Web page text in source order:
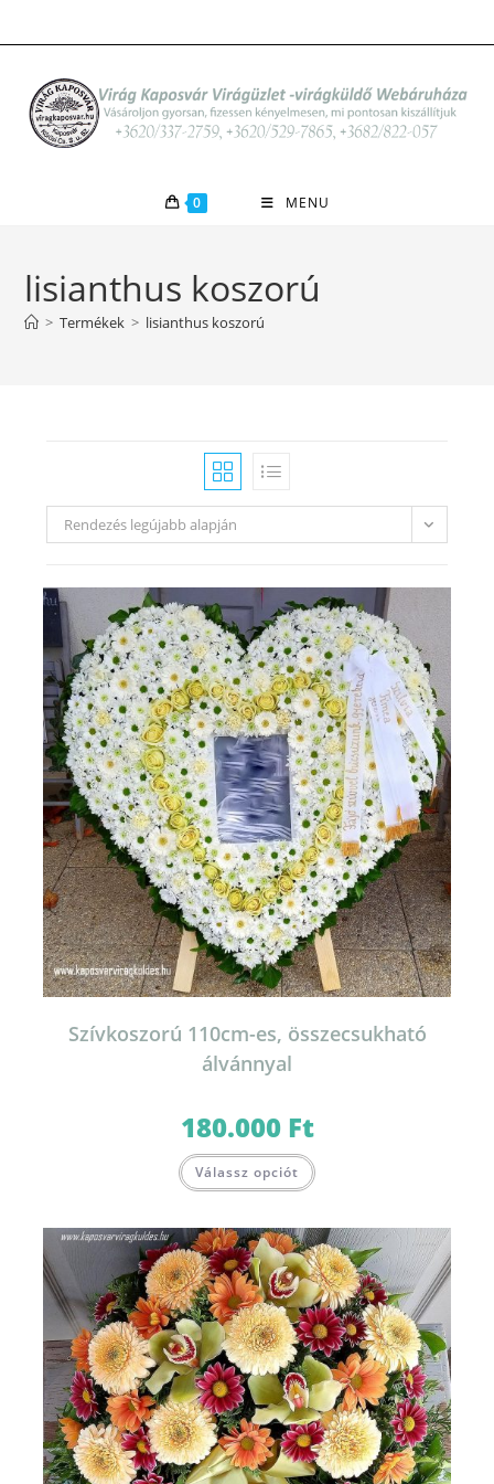
to
0 MENU
lisianthus koszorú
> Termékek > lisianthus koszorú
Rendezés legújabb alapján
Szívkoszorú 110cm-es, összecsukható
álvánnyal
180.000 Ft
Válassz opciót